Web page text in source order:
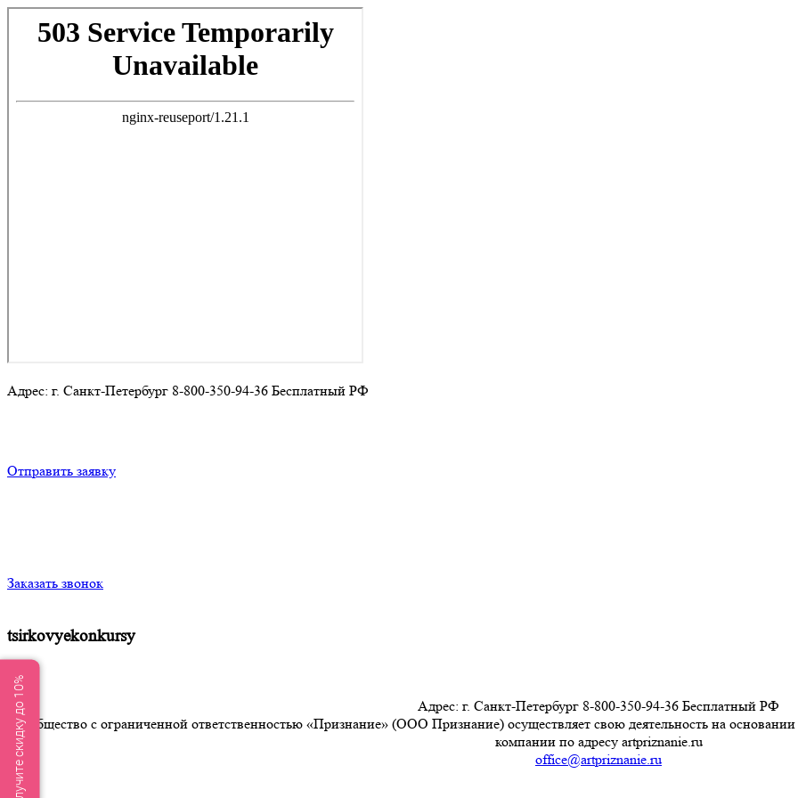
Адрес: г. Санкт-Петербург 8-800-350-94-36 Бесплатный РФ
Отправить заявку
Заказать звонок
tsirkovyekonkursy
Адрес: г. Санкт-Петербург 8-800-350-94-36 Бесплатный РФ
Общество с ограниченной ответственностью «Признание» (ООО Признание) осуществляет свою деятельность на
компании по адресу artpriznanie.ru
office@artpriznanie.ru
Получите скидку до 10%